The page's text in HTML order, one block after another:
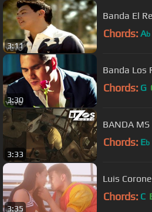
3:11
Banda El
Chords: Ab
3:30
Banda Los
Chords: G
3:33
BANDA MS
Chords: Eb
3:35
Luis
Chords: C